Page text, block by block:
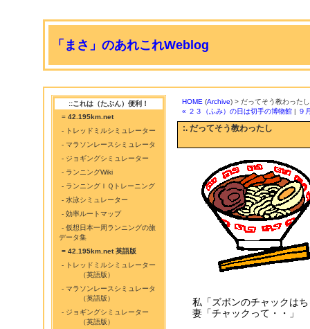
「まさ」のあれこれWeblog
::これは（たぶん）便利！
= 42.195km.net
- トレッドミルシミュレーター
- マラソンレースシミュレータ
- ジョギングシミュレーター
- ランニングWiki
- ランニングＩＱトレーニング
- 水泳シミュレーター
- 効率ルートマップ
- 仮想日本一周ランニングの旅
データ集
= 42.195km.net 英語版
- トレッドミルシミュレーター
（英語版）
- マラソンレースシミュレータ
（英語版）
- ジョギングシミュレーター
（英語版）
HOME (Archive) > だってそう教わったし
« ２３（ふみ）の日は切手の博物館 | ９
:. だってそう教わったし
私「ズボンのチャックは
妻「チャックって・・」